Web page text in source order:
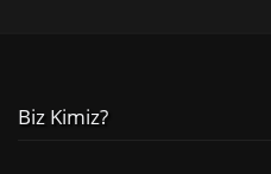
Biz Kimiz?